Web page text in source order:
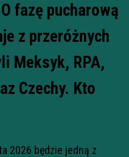
fazę pucharową
z przeróżnych
Meksyk, RPA,
Czechy. Kto
2026 będzie jedną z